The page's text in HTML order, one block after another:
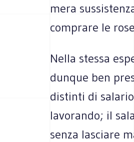
mera
comprare le
Nella stessa
dunque ben
distinti di
lavorando; il
senza lasciare